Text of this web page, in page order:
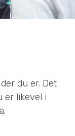
du er. Det
er likevel i